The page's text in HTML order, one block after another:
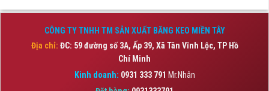
CÔNG TY TNHH TM SẢN XUẤT BĂNG KEO MIỀN TÂY
Địa chỉ: ĐC: 59 đường số 3A, Ấp 39, Xã Tân Vĩnh Lộc, TP Hồ
Chí Minh
Kinh doanh: 0931 333 791 Mr.Nhân